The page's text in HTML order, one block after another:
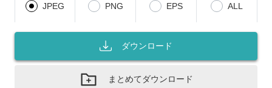
JPEG PNG EPS ALL
ダウンロード
まとめてダウンロード